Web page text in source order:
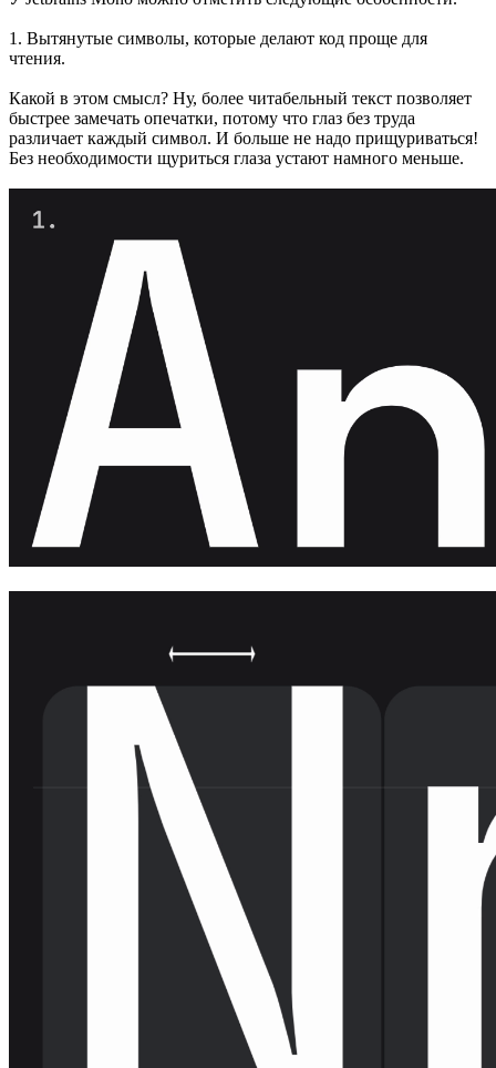
1. Вытянутые символы, которые делают код проще для
чтения.
Какой в этом смысл? Ну, более читабельный текст позволяет
быстрее замечать опечатки, потому что глаз без труда
различает каждый символ. И больше не надо прищуриваться!
Без необходимости щуриться глаза устают намного меньше.